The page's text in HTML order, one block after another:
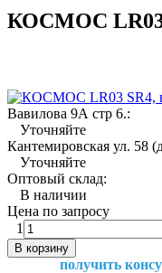
КОСМОС LR03
Вавилова 9А стр 6.:
Уточняйте
Кантемировская ул. 58
Уточняйте
Оптовый склад:
В наличии
Цена по запросу
1
В корзину
получить